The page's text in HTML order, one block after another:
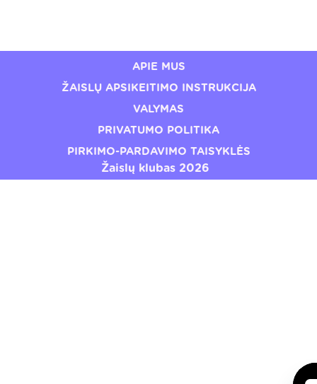
APIE MUS
ŽAISLŲ APSIKEITIMO INSTRUKCIJA
VALYMAS
PRIVATUMO POLITIKA
PIRKIMO-PARDAVIMO TAISYKLĖS
Žaislų klubas 2026